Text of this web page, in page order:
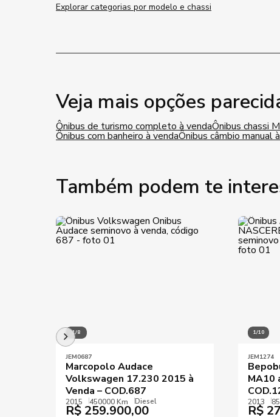
Explorar categorias por modelo e chassi
Veja mais opções
Ônibus de turismo completo à vendaÔnibus chassi
Ônibus com banheiro à vendaÔnibus câmbio manual
Também podem te
1/8
JEM0687
Marcopolo Audace
Volkswagen 17.230 2015 à
Venda – COD.687
2015 450000 Km Diesel
R$ 259.900,00
1/10
JEM1274
MA10
2013
R$